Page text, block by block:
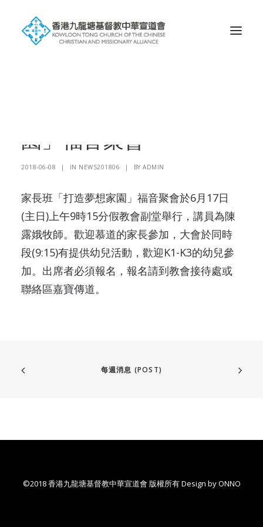
園」福音聚會
2018-06-08 | IN NEWS201806 | BY ADMIN
家長班「打造夢想家園」福音聚會於6月17日
(主日)上午9時15分假教會副堂舉行，講員為陳
露娥牧師。歡迎慕道的家長參加，大會於同時
段(9:15)有提供幼兒活動，歡迎K1-K3的幼兒參
加。出席者必須報名，報名請到教會接待處或
聯絡區嘉寶傳道。
每週消息 (POST)
©2018 香港九龍塘基督教中華宣道會 版權所有 Design byONNO